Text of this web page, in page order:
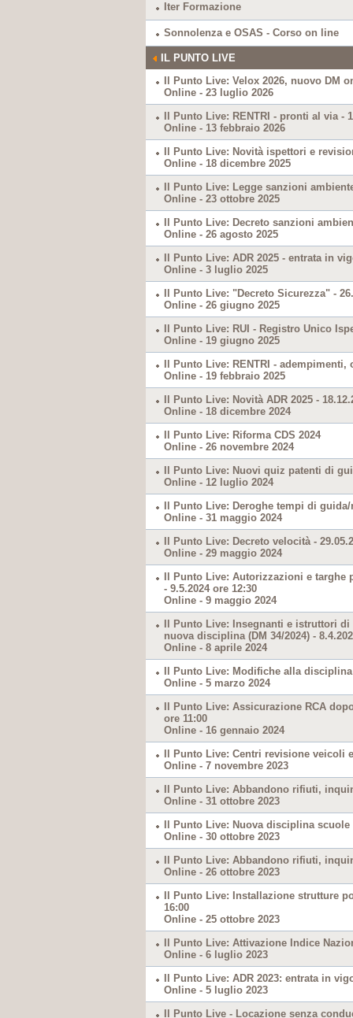
Iter Formazione
Sonnolenza e OSAS - Corso on line
IL PUNTO LIVE
Il Punto Live: Velox 2026, nuovo DM
Online - 23 luglio 2026
Il Punto Live: RENTRI - pronti al via -
Online - 13 febbraio 2026
Il Punto Live: Novità ispettori e
Online - 18 dicembre 2025
Il Punto Live: Legge sanzioni
Online - 23 ottobre 2025
Il Punto Live: Decreto sanzioni
Online - 26 agosto 2025
Il Punto Live: ADR 2025 - entrata in
Online - 3 luglio 2025
Il Punto Live: "Decreto Sicurezza" -
Online - 26 giugno 2025
Il Punto Live: RUI - Registro Unico
Online - 19 giugno 2025
Il Punto Live: RENTRI -
Online - 19 febbraio 2025
Il Punto Live: Novità ADR 2025 -
Online - 18 dicembre 2024
Il Punto Live: Riforma CDS 2024
Online - 26 novembre 2024
Il Punto Live: Nuovi quiz patenti di
Online - 12 luglio 2024
Il Punto Live: Deroghe tempi di
Online - 31 maggio 2024
Il Punto Live: Decreto velocità -
Online - 29 maggio 2024
Il Punto Live: Autorizzazioni e targhe
- 9.5.2024 ore 12:30
Online - 9 maggio 2024
Il Punto Live: Insegnanti e istruttori
nuova disciplina (DM 34/2024) -
Online - 8 aprile 2024
Il Punto Live: Modifiche alla
Online - 5 marzo 2024
Il Punto Live: Assicurazione RCA
ore 11:00
Online - 16 gennaio 2024
Il Punto Live: Centri revisione veicoli
Online - 7 novembre 2023
Il Punto Live: Abbandono rifiuti,
Online - 31 ottobre 2023
Il Punto Live: Nuova disciplina scuole
Online - 30 ottobre 2023
Il Punto Live: Abbandono rifiuti,
Online - 26 ottobre 2023
Il Punto Live: Installazione strutture
16:00
Online - 25 ottobre 2023
Il Punto Live: Attivazione Indice
Online - 6 luglio 2023
Il Punto Live: ADR 2023: entrata in
Online - 5 luglio 2023
Il Punto Live - Locazione senza